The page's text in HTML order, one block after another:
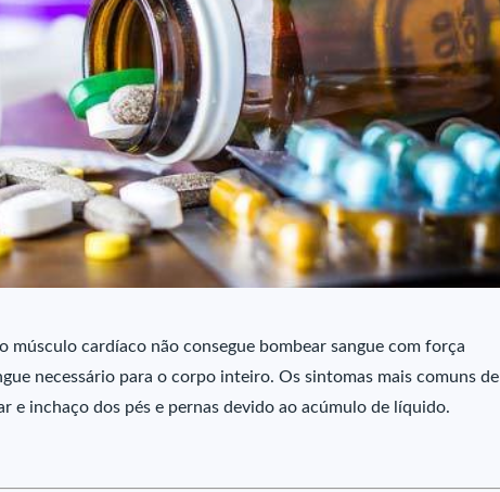
músculo cardíaco não consegue bombear sangue com força
necessário para o corpo inteiro. Os sintomas mais comuns de
e inchaço dos pés e pernas devido ao acúmulo de líquido.